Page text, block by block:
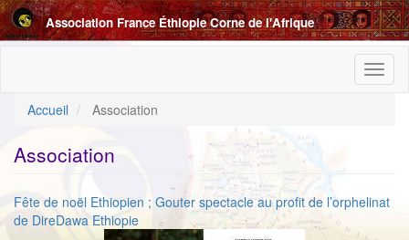
Aller
au
contenu
Association France Éthiopie Corne de l'Afrique
Accueil
Association
Association
Fête de noël Ethiopien ; Gouter spectacle au profit de l’orphelinat
de DireDawa Ethiopie